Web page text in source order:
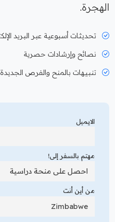
الهجرة.
تحديثات أسبوعية عبر البريد
نصائح وإرشادات حصرية
تنبيهات بالمنح والفرص الجديدة
الايميل
مهتم بالسفر إلى!
من أين أنت